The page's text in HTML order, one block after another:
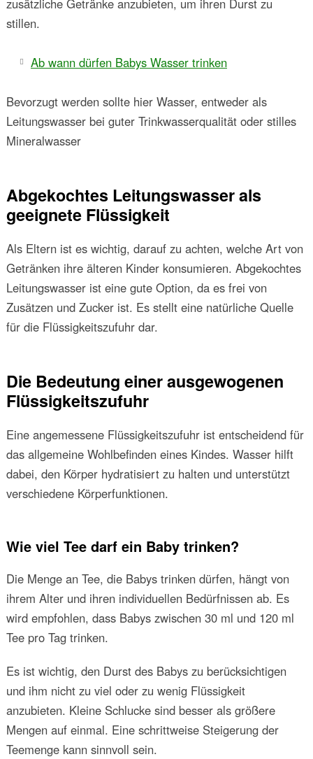
zusätzliche Getränke anzubieten, um ihren Durst zu
stillen.
Ab wann dürfen Babys Wasser trinken
Bevorzugt werden sollte hier Wasser, entweder als
Leitungswasser bei guter Trinkwasserqualität oder stilles
Mineralwasser
Abgekochtes Leitungswasser als
geeignete Flüssigkeit
Als Eltern ist es wichtig, darauf zu achten, welche Art von
Getränken ihre älteren Kinder konsumieren. Abgekochtes
Leitungswasser ist eine gute Option, da es frei von
Zusätzen und Zucker ist. Es stellt eine natürliche Quelle
für die Flüssigkeitszufuhr dar.
Die Bedeutung einer ausgewogenen
Flüssigkeitszufuhr
Eine angemessene Flüssigkeitszufuhr ist entscheidend für
das allgemeine Wohlbefinden eines Kindes. Wasser hilft
dabei, den Körper hydratisiert zu halten und unterstützt
verschiedene Körperfunktionen.
Wie viel Tee darf ein Baby trinken?
Die Menge an Tee, die Babys trinken dürfen, hängt von
ihrem Alter und ihren individuellen Bedürfnissen ab. Es
wird empfohlen, dass Babys zwischen 30 ml und 120 ml
Tee pro Tag trinken.
Es ist wichtig, den Durst des Babys zu berücksichtigen
und ihm nicht zu viel oder zu wenig Flüssigkeit
anzubieten. Kleine Schlucke sind besser als größere
Mengen auf einmal. Eine schrittweise Steigerung der
Teemenge kann sinnvoll sein.